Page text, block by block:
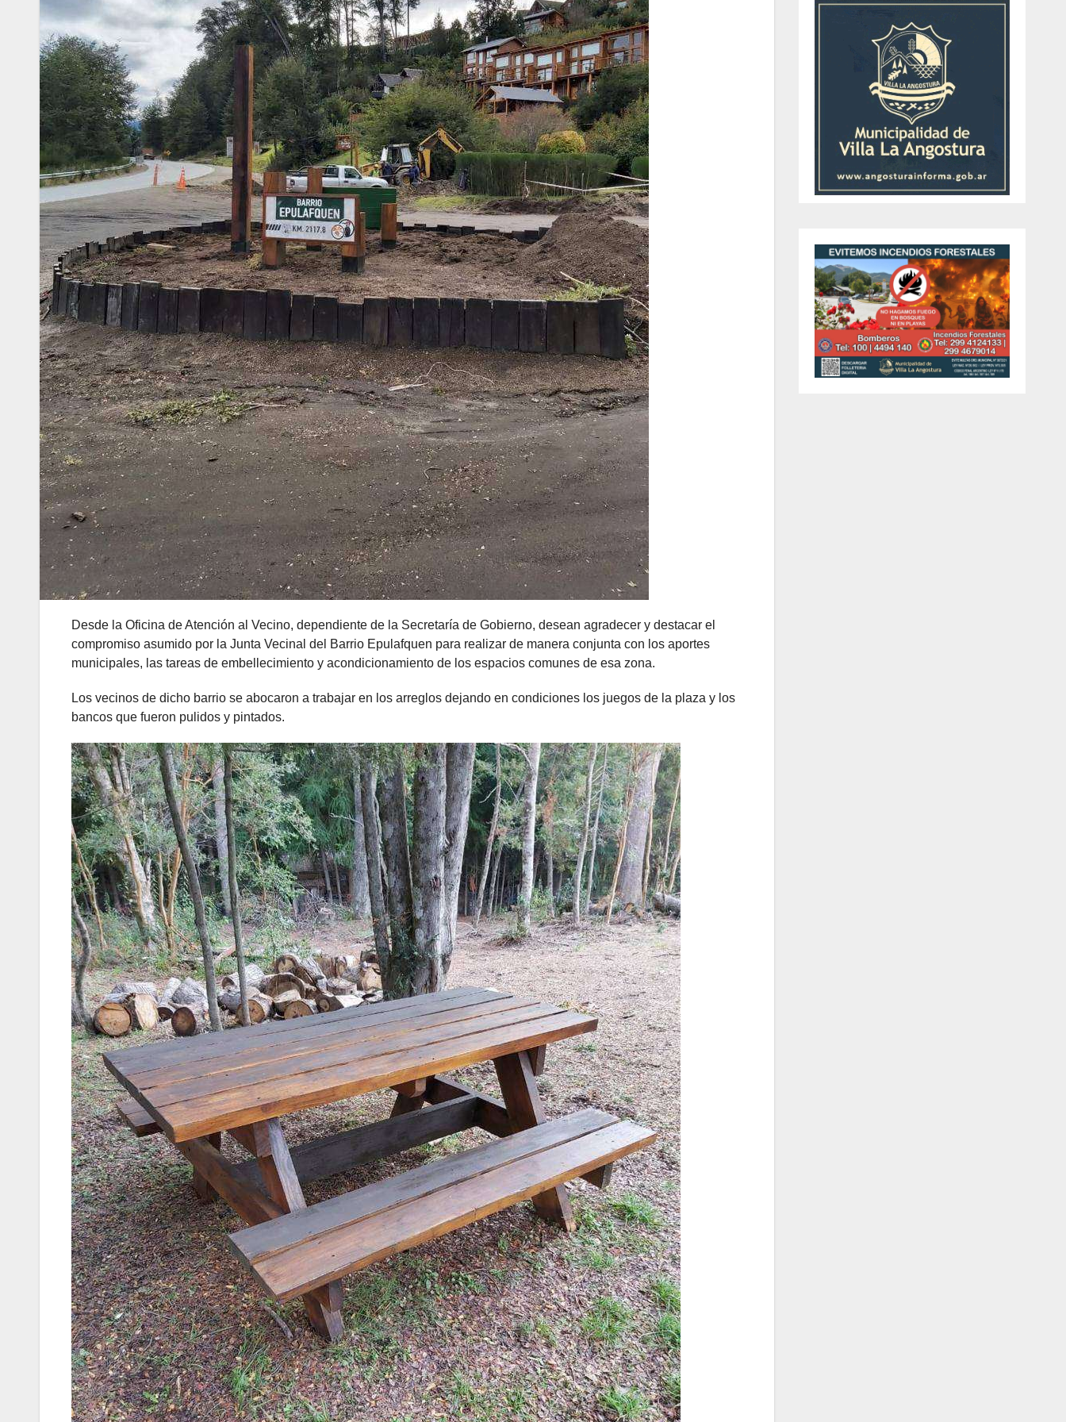
Desde la Oficina de Atención al Vecino, dependiente de la Secretaría de Gobierno, desean agradecer y destacar el
compromiso asumido por la Junta Vecinal del Barrio Epulafquen para realizar de manera conjunta con los aportes
municipales, las tareas de embellecimiento y acondicionamiento de los espacios comunes de esa zona.
Los vecinos de dicho barrio se abocaron a trabajar en los arreglos dejando en condiciones los juegos de la plaza y los
bancos que fueron pulidos y pintados.